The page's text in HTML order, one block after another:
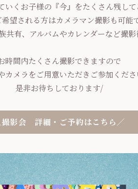
いくお子様の『今』をたくさん残して
望される方はカメラマン撮影も可能で
有、アルバムやカレンダーなど撮影
時間内たくさん撮影できますので
カメラをご用意いただきご参加くだ
是非お待ちしております/
撮影会 詳細・ご予約はこちら／